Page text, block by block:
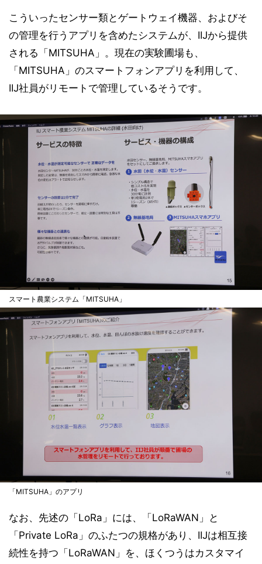
こういったセンサー類とゲートウェイ機器、およびそ
の管理を行うアプリを含めたシステムが、IIJから提供
される「MITSUHA」。現在の実験圃場も、
「MITSUHA」のスマートフォンアプリを利用して、
IIJ社員がリモートで管理しているそうです。
スマート農業システム「MITSUHA」
「MITSUHA」のアプリ
なお、先述の「LoRa」には、「LoRaWAN」と
「Private LoRa」のふたつの規格があり、IIJは相互接
続性を持つ「LoRaWAN」を、ほくつうはカスタマイ